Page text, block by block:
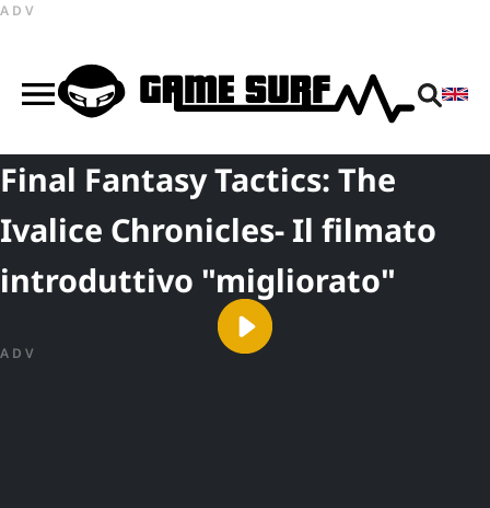
ADV
Final Fantasy Tactics: The
Ivalice Chronicles- Il filmato
introduttivo "migliorato"
ADV